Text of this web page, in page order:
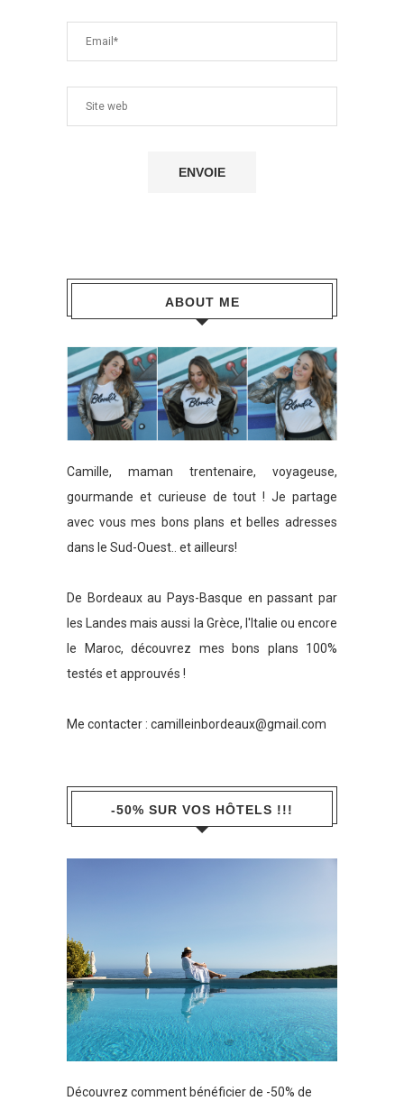
ABOUT ME
Camille, maman trentenaire, voyageuse,
gourmande et curieuse de tout ! Je partage
avec vous mes bons plans et belles adresses
dans le Sud-Ouest.. et ailleurs!
De Bordeaux au Pays-Basque en passant par
les Landes mais aussi la Grèce, l'Italie ou encore
le Maroc, découvrez mes bons plans 100%
testés et approuvés !
Me contacter : camilleinbordeaux@gmail.com
-50% SUR VOS HÔTELS !!!
Découvrez comment bénéficier de -50% de